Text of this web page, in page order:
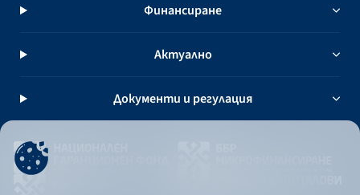
Финансиране
Актуално
Документи и регулация